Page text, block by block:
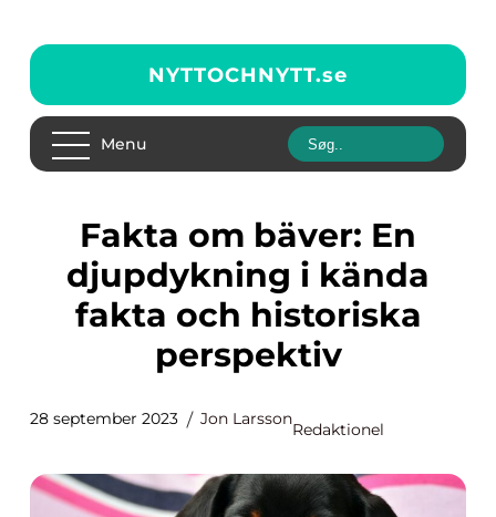
NYTTOCHNYTT.se
Menu
Fakta om bäver: En
djupdykning i kända
fakta och historiska
perspektiv
28 september 2023 Jon Larsson
Redaktionel